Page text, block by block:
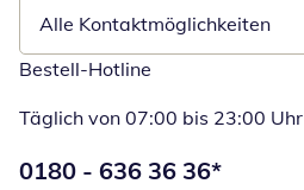
Alle Kontaktmöglichkeiten
Bestell-Hotline
Täglich von 07:00 bis 23:00 Uhr
Telefonnummer:
0180 - 636 36 36*